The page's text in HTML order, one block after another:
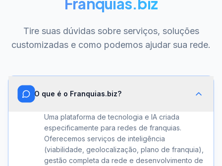
Tire suas dúvidas sobre serviços, soluções
customizadas e como podemos ajudar sua rede.
O que é o Franquias.biz?
Uma plataforma de tecnologia e IA criada
especificamente para redes de franquias.
Oferecemos serviços de inteligência
(viabilidade, geolocalização, plano de franquia),
gestão completa da rede e desenvolvimento de